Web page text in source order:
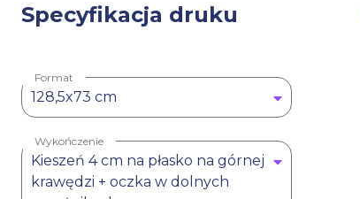
Specyfikacja druku
Format
128,5x73 cm
Wykończenie
Kieszeń 4 cm na płasko na górnej
krawędzi + oczka w dolnych